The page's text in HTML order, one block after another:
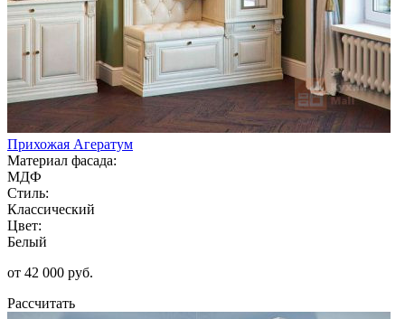
Прихожая Агератум
Материал фасада:
МДФ
Стиль:
Классический
Цвет:
Белый
от 42 000 руб.
Рассчитать